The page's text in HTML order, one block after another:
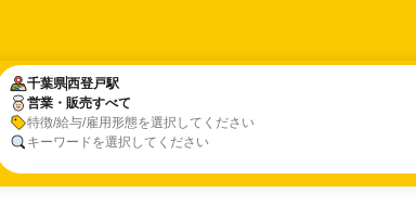
千葉県西登戸駅
営業・販売すべて
特徴/給与/雇用形態を選択してください
キーワードを選択してください
千葉県西登戸駅
営業・販売すべて